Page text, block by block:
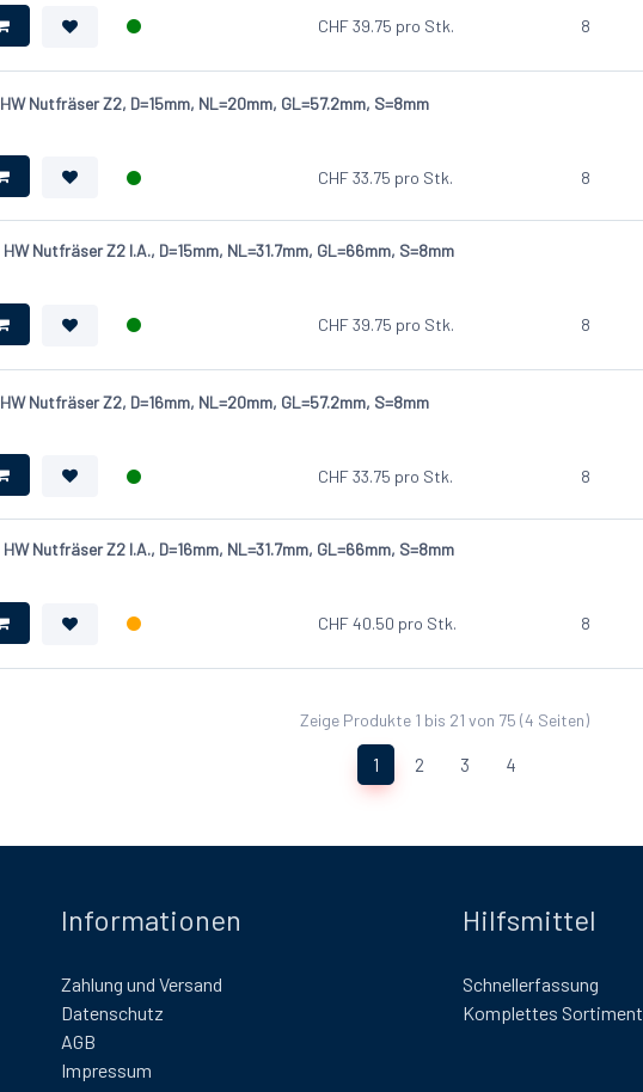
CHF39.75 pro Stk. 8
HW Nutfräser Z2, D=15mm, NL=20mm, GL=57.2mm, S=8mm
CHF33.75 pro Stk. 8
HW Nutfräser Z2 l.A., D=15mm, NL=31.7mm, GL=66mm, S=8mm
CHF39.75 pro Stk. 8
HW Nutfräser Z2, D=16mm, NL=20mm, GL=57.2mm, S=8mm
CHF33.75 pro Stk. 8
HW Nutfräser Z2 l.A., D=16mm, NL=31.7mm, GL=66mm, S=8mm
CHF40.50 pro Stk. 8
Zeige Produkte 1 bis 21 von 75 (4 Seiten)
1 (current)
2 3 4
Informationen
Zahlung und Versand
Datenschutz
AGB
Impressum
Hilfsmittel
Schnellerfassung
Komplettes Sortiment